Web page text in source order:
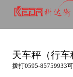
天车秤（行车
拨打0595-85759933